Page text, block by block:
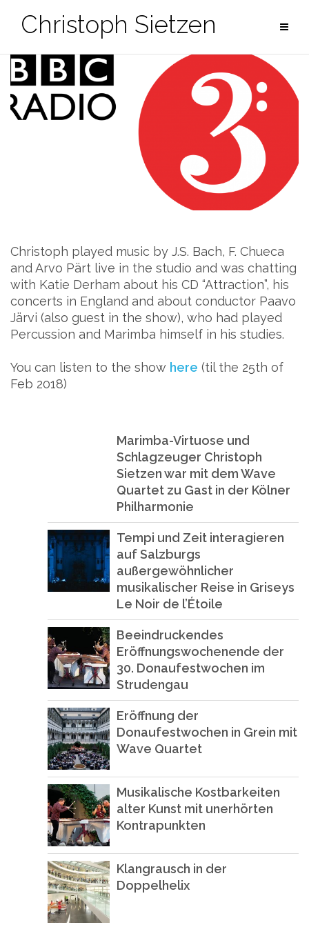
InhaltChristoph Sietzen
Christoph played music by J.S. Bach, F. Chueca
and Arvo Pärt live in the studio and was chatting
with Katie Derham about his CD “Attraction”, his
concerts in England and about conductor Paavo
Järvi (also guest in the show), who had played
Percussion and Marimba himself in his studies.
You can listen to the show here (til the 25th of
Feb 2018)
Marimba-Virtuose und
Schlagzeuger Christoph
Sietzen war mit dem Wave
Quartet zu Gast in der Kölner
Philharmonie
Tempi und Zeit interagieren
auf Salzburgs
außergewöhnlicher
musikalischer Reise in Griseys
Le Noir de l’Étoile
Beeindruckendes
Eröffnungswochenende der
30. Donaufestwochen im
Strudengau
Eröffnung der
Donaufestwochen in Grein mit
Wave Quartet
Musikalische Kostbarkeiten
alter Kunst mit unerhörten
Kontrapunkten
Klangrausch in der
Doppelhelix